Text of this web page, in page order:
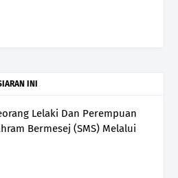
INI
Lelaki Dan Perempuan
Bermesej (SMS) Melalui